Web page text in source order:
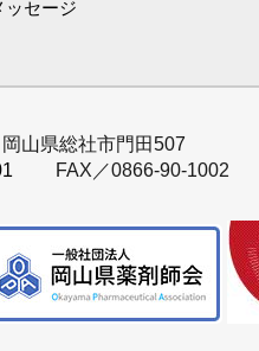
ッセージ
山県総社市門田507
FAX／0866-90-1002